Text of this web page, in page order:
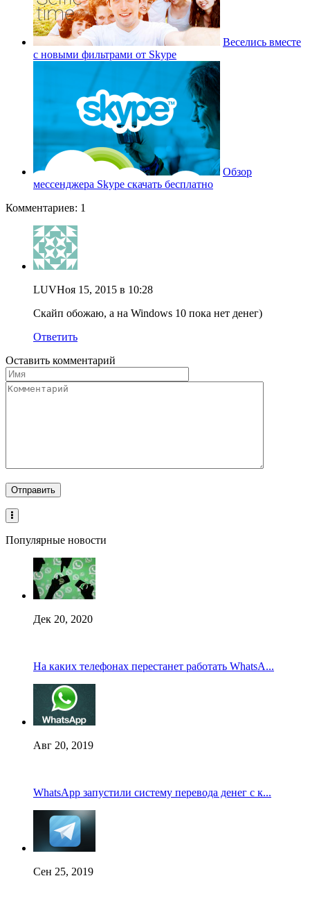
Веселись вместе
с новыми фильтрами от Skype
Обзор
мессенджера Skype скачать бесплатно
Комментариев: 1
LUVНоя 15, 2015 в 10:28
Скайп обожаю, а на Windows 10 пока нет денег)
Ответить
Оставить комментарий
Популярные новости
Дек 20, 2020
На каких телефонах перестанет работать WhatsA...
Авг 20, 2019
WhatsApp запустили систему перевода денег с к...
Сен 25, 2019